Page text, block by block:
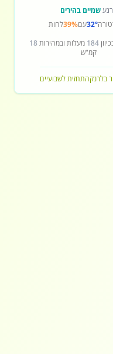
שמיים בהירים
32°עם39%לחות
184 מעלות ובמהירות18
קמ"ש
בלרנקהתחזית לשבועיים